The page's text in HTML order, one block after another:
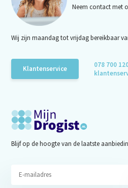
Neem contact met
Wij zijn maandag tot vrijdag bereikbaar
Klantenservice
078 700
Blijf op de hoogte van de laatste